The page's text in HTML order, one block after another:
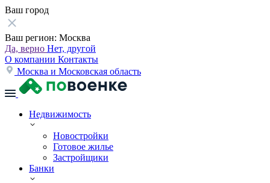
Ваш город
Ваш регион: Москва
Да, верно Нет, другой
О компании Контакты
Москва и Московская область
Недвижимость
Новостройки
Готовое жилье
Застройщики
Банки